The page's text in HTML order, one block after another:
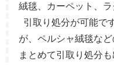
絨毯、カーペット、
引取り処分が可能で
が、ペルシャ絨毯な
まとめて引取り処分